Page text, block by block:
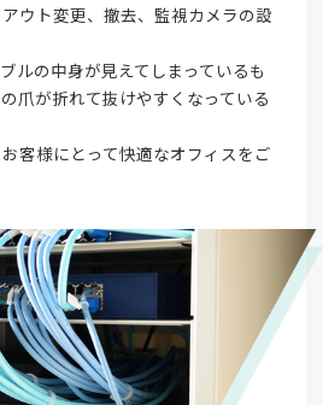
ウト変更、撤去、監視カメラの設
ルの中身が見えてしまっているも
爪が折れて抜けやすくなっている
客様にとって快適なオフィスをご